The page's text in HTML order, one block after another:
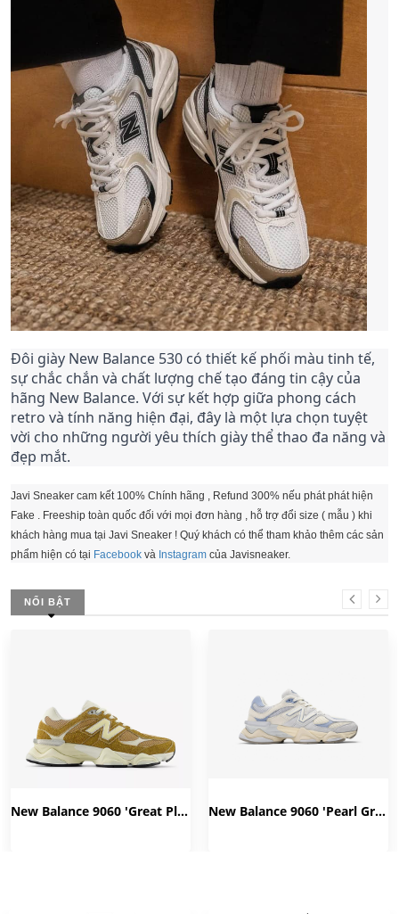
Đôi giày New Balance 530 có thiết kế phối màu tinh tế,
sự chắc chắn và chất lượng chế tạo đáng tin cậy của
hãng New Balance. Với sự kết hợp giữa phong cách
retro và tính năng hiện đại, đây là một lựa chọn tuyệt
vời cho những người yêu thích giày thể thao đa năng và
đẹp mắt.
Javi Sneaker cam kết 100% Chính hãng , Refund 300% nếu phát phát hiện
Fake . Freeship toàn quốc đối với mọi đơn hàng , hỗ trợ đổi size ( mẫu ) khi
khách hàng mua tại Javi Sneaker ! Quý khách có thể tham khảo thêm các sản
phẩm hiện có tại Facebook và Instagram của Javisneaker.
NỔI BẬT
New Balance 9060 'Great Plains' U9060HMT New Balance 9060 'Pearl Grey Linen' U9060EEL